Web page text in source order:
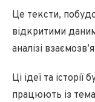
Це тексти,
відкритими
аналізі
Ці ідеї та
працюють із